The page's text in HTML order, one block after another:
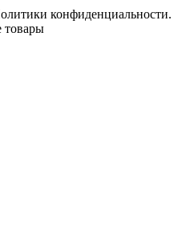
конфиденциальности.
товары